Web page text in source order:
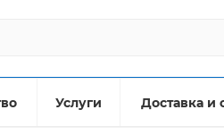
Услуги Доставка и